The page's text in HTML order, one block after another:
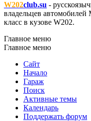
W202club.su -
владельцев
класс в кузове W202.
Главное меню
Главное меню
Сайт
Начало
Гараж
Поиск
Активные темы
Календарь
Поддержать форум